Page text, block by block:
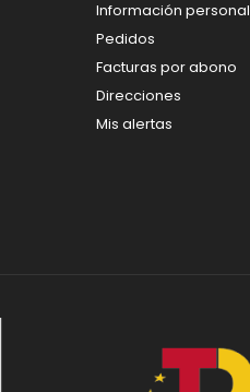
Información personal
Pedidos
Facturas por abono
Direcciones
Mis alertas